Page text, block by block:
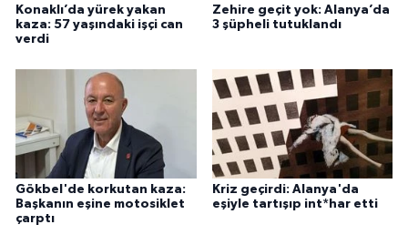
Konaklı’da yürek yakan
kaza: 57 yaşındaki işçi can
verdi
Zehire geçit yok: Alanya’da
3 şüpheli tutuklandı
Gökbel'de korkutan kaza:
Başkanın eşine motosiklet
çarptı
Kriz geçirdi: Alanya'da
eşiyle tartışıp int*har etti